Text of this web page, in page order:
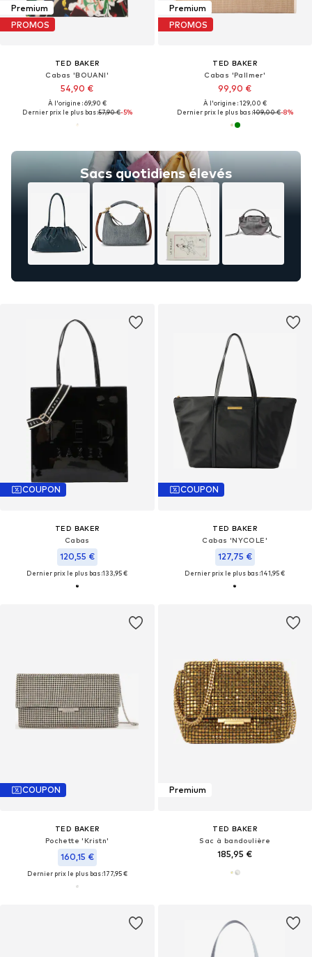
Premium
PROMOS
TED BAKER
Cabas 'BOUANI'
54,90 €
À l'origine : 69,90 €
Dernier prix le plus bas :57,90 €-5%
Sacs quotidiens élevés
Premium
PROMOS
TED BAKER
Cabas 'Pallmer'
99,90 €
À l'origine : 129,00 €
Dernier prix le plus bas :109,00 €-8%
COUPON
TED BAKER
Cabas
120,55 €
Dernier prix le plus bas :133,95 €
COUPON
TED BAKER
Cabas 'NYCOLE'
127,75 €
Dernier prix le plus bas :141,95 €
COUPON
TED BAKER
Pochette 'Kristn'
160,15 €
Dernier prix le plus bas :177,95 €
Premium
TED BAKER
Sac à bandoulière
185,95 €